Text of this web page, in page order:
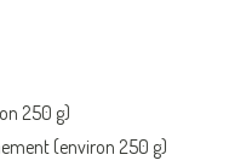
250 g)
(environ 250 g)